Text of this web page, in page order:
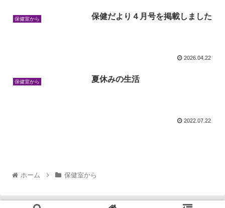
保健室から 保健だより４月号を掲載しました
2026.04.22
保健室から 夏休みの生活
2022.07.22
ホーム 保健室から